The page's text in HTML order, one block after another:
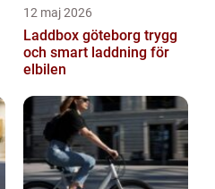
12 maj 2026
Laddbox göteborg trygg
och smart laddning för
elbilen